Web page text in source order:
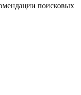
поисковых